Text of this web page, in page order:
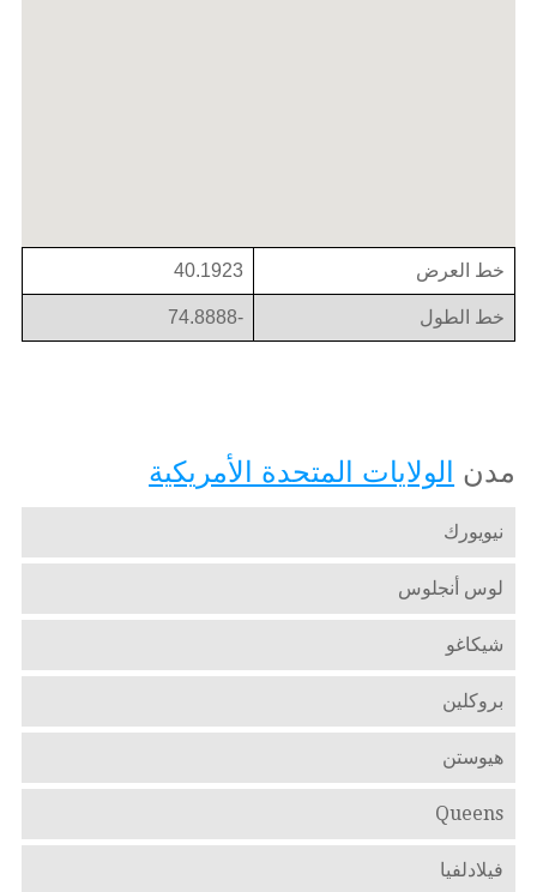
خط العرض 40.1923
خط الطول -74.8888
مدن الولايات المتحدة الأمريكية
نيويورك
لوس أنجلوس
شيكاغو
بروكلين
هيوستن
Queens
فيلادلفيا